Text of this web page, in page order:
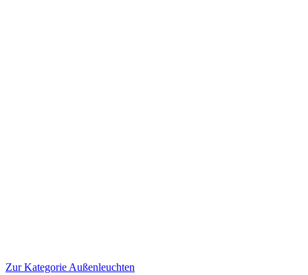
Zur Kategorie Außenleuchten